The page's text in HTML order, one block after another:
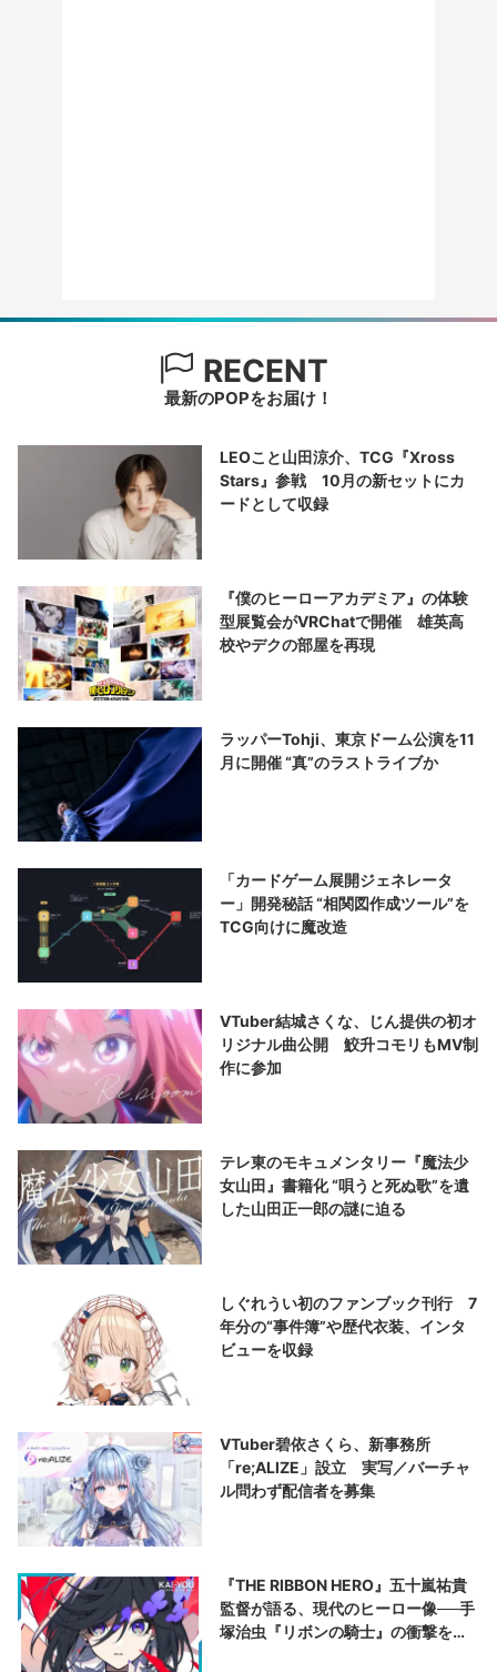
RECENT
最新のPOPをお届け！
LEOこと山田涼介、TCG『Xross
Stars』参戦 10月の新セットにカ
ードとして収録
『僕のヒーローアカデミア』の体験
型展覧会がVRChatで開催 雄英高
校やデクの部屋を再現
ラッパーTohji、東京ドーム公演を11
月に開催 “真”のラストライブか
「カードゲーム展開ジェネレータ
ー」開発秘話 “相関図作成ツール”を
TCG向けに魔改造
VTuber結城さくな、じん提供の初オ
リジナル曲公開 鮫升コモリもMV制
作に参加
テレ東のモキュメンタリー『魔法少
女山田』書籍化 “唄うと死ぬ歌”を遺
した山田正一郎の謎に迫る
しぐれうい初のファンブック刊行 7
年分の“事件簿”や歴代衣装、インタ
ビューを収録
VTuber碧依さくら、新事務所
「re;ALIZE」設立 実写／バーチャ
ル問わず配信者を募集
『THE RIBBON HERO』五十嵐祐貴
監督が語る、現代のヒーロー像──手
塚治虫『リボンの騎士』の衝撃を再